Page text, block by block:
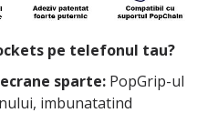
pe telefonul tau?
sparte: PopGrip-ul
imbunatatind